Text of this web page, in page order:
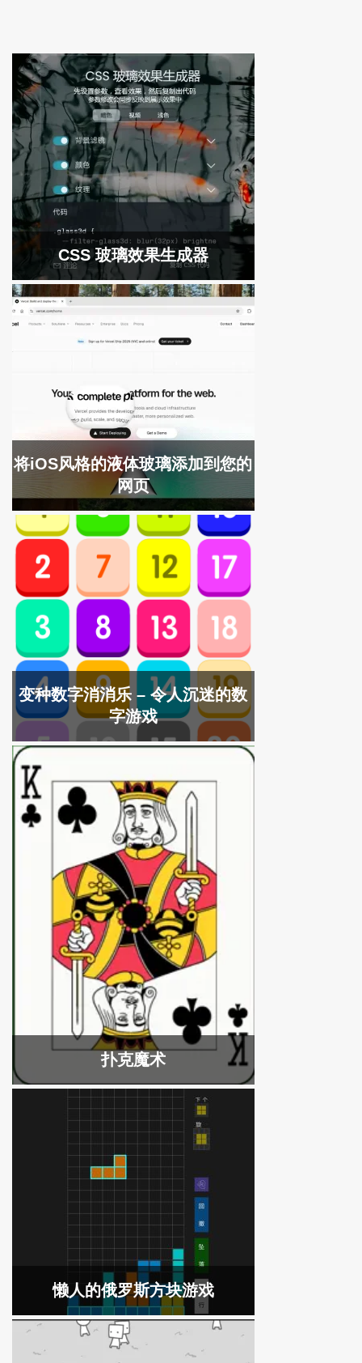
CSS 玻璃效果生成器
将iOS风格的液体玻璃添加到您的
网页
变种数字消消乐 – 令人沉迷的数
字游戏
扑克魔术
懒人的俄罗斯方块游戏